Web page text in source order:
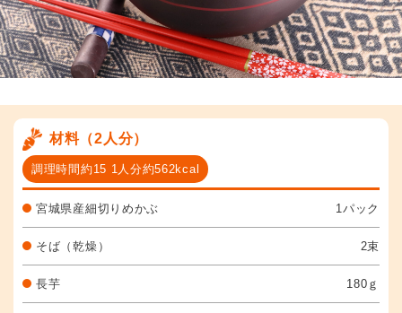
材料（2人分）
調理時間約15 1人分約562kcal
宮城県産細切りめかぶ 1パック
そば（乾燥） 2束
長芋 180ｇ